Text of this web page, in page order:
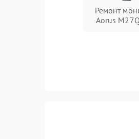
Ремонт
Aorus